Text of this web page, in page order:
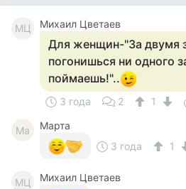
МЦ Михаил Цветаев
Для женщин-"За двумя
погонишься ни одного
поймаешь!"..
3 года 2 1
Ма
Марта
3 года
1
МЦ
Михаил Цветаев